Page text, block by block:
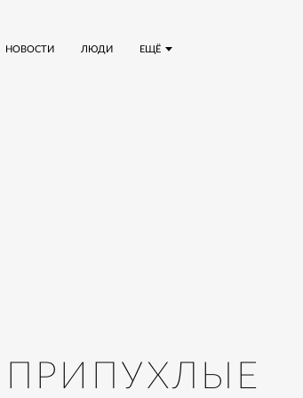
ЕЩЁ
НОВОСТИ ЛЮДИ
ПРИПУХЛЫЕ